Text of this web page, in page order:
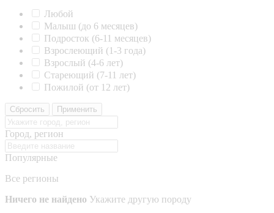
Любой
Малыш (до 6 месяцев)
Подросток (6-11 месяцев)
Взрослеющий (1-3 года)
Взрослый (4-6 лет)
Стареющий (7-11 лет)
Пожилой (от 12 лет)
Сбросить Применить
Город, регион
Популярные
Все регионы
Ничего не найдено Укажите другую породу